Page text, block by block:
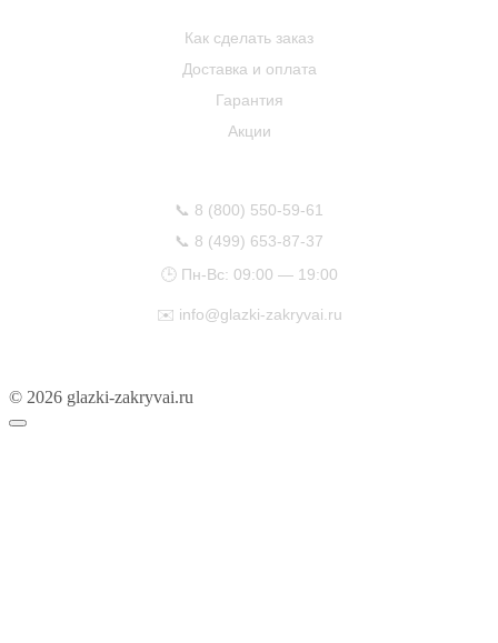
Как сделать заказ
Доставка и оплата
Гарантия
Акции
📞 8 (800) 550-59-61
📞 8 (499) 653-87-37
🕒 Пн-Вс: 09:00 — 19:00
✉️ info@glazki-zakryvai.ru
© 2026 glazki-zakryvai.ru